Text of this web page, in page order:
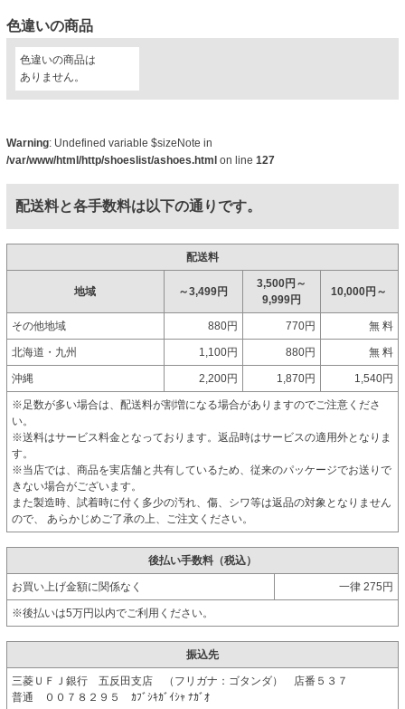
色違いの商品
色違いの商品は
ありません。
Warning: Undefined variable $sizeNote in
/var/www/html/http/shoeslist/ashoes.html on line 127
配送料と各手数料は以下の通りです。
配送料
地域 ～3,499円
3,500円～
9,999円
10,000円～
その他地域 880円 770円 無 料
北海道・九州 1,100円 880円 無 料
沖縄 2,200円 1,870円 1,540円
※足数が多い場合は、配送料が割増になる場合がありますのでご注意くださ
い。
※送料はサービス料金となっております。返品時はサービスの適用外となりま
す。
※当店では、商品を実店舗と共有しているため、従来のパッケージでお送りで
きない場合がございます。
また製造時、試着時に付く多少の汚れ、傷、シワ等は返品の対象となりません
ので、 あらかじめご了承の上、ご注文ください。
後払い手数料（税込）
お買い上げ金額に関係なく 一律 275円
※後払いは5万円以内でご利用ください。
振込先
三菱ＵＦＪ銀行 五反田支店 （フリガナ：ゴタンダ） 店番５３７
普通 ００７８２９５ ｶﾌﾞｼｷｶﾞｲｼｬ ﾅｶﾞｵ